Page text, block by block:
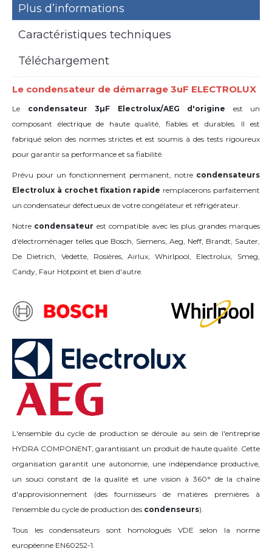
Plus d’informations
Caractéristiques techniques
Téléchargement
Le condensateur de démarrage 3uF ELECTROLUX
Le condensateur 3µF Electrolux/AEG d'origine est un
composant électrique de haute qualité, fiables et durables. Il est
fabriqué selon des normes strictes et est soumis à des tests rigoureux
pour garantir sa performance et sa fiabilité.
Prévu pour un fonctionnement permanent, notre condensateurs
Electrolux à crochet fixation rapide remplacerons parfaitement
un condensateur défectueux de votre congélateur et réfrigérateur.
Notre condensateur est compatible avec les plus grandes marques
d'électroménager telles que Bosch, Siemens, Aeg, Neff, Brandt, Sauter,
De Dietrich, Vedette, Rosières, Airlux, Whirlpool, Electrolux, Smeg,
Candy, Faur Hotpoint et bien d'autre.
L'ensemble du cycle de production se déroule au sein de l'entreprise
HYDRA COMPONENT, garantissant un produit de haute qualité. Cette
organisation garantit une autonomie, une indépendance productive,
un souci constant de la qualité et une vision à 360° de la chaîne
d'approvisionnement (des fournisseurs de matières premières à
l'ensemble du cycle de production des condenseurs).
Tous les condensateurs sont homologués VDE selon la norme
européenne EN60252-1.